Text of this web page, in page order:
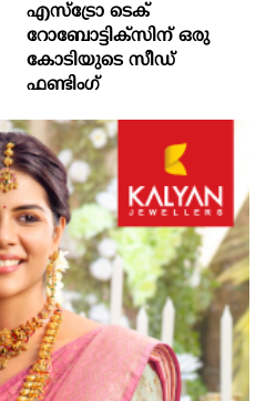
എസ്‌ട്രോ ടെക്
റോബോട്ടിക്‌സിന് ഒരു
കോടിയുടെ സീഡ്
ഫണ്ടിംഗ്